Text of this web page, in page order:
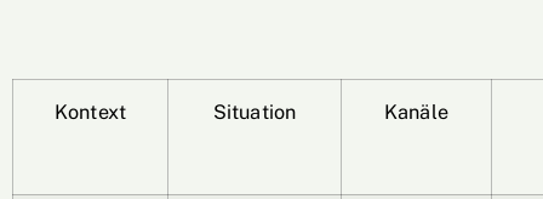
Kontext Situation Kanäle